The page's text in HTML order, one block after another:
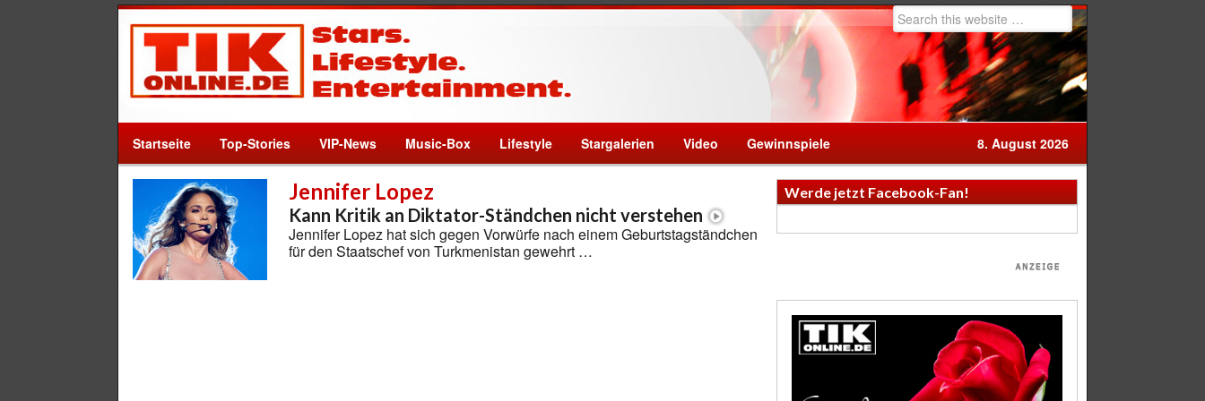
Startseite Top-Stories VIP-News Music-Box Lifestyle Stargalerien Video Gewinnspiele 8. August 2026
Jennifer Lopez
Kann Kritik an Diktator-Ständchen nicht verstehen
Jennifer Lopez hat sich gegen Vorwürfe nach einem Geburtstagständchen
für den Staatschef von Turkmenistan gewehrt …
Werde jetzt Facebook-Fan!